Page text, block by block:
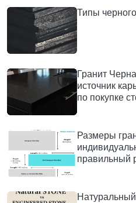
Типы
Гранит
источник
по покупке
Размеры
правильный